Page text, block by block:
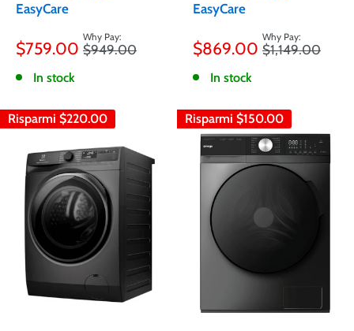
EasyCare
Prezzo
scontato
$759.00 Prezzo
$949.00
In stock
EasyCare
Prezzo
scontato
$869.00 Prezzo
$1,149.00
In stock
Risparmi $220.00 Risparmi $150.00